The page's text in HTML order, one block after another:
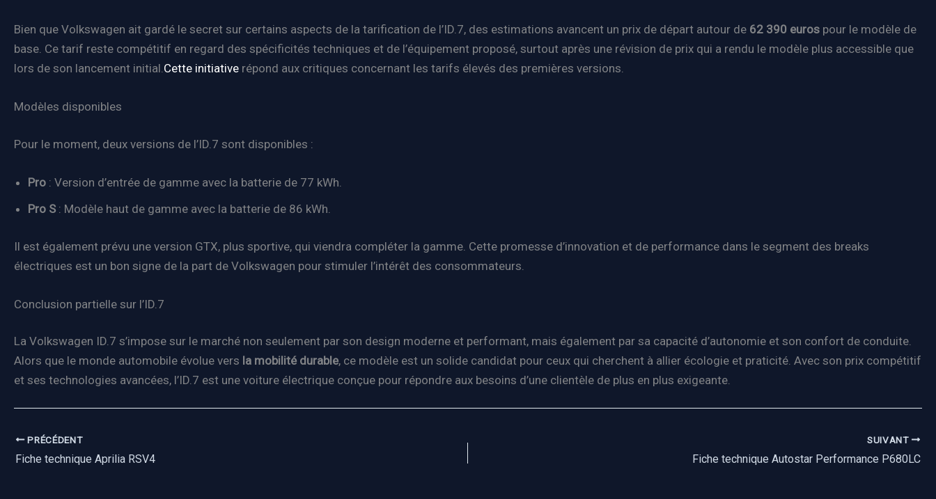
Bien que Volkswagen ait gardé le secret sur certains aspects de la tarification de l’ID.7, des estimations avancent un prix de départ autour de 62 390 euros pour le modèle de
base. Ce tarif reste compétitif en regard des spécificités techniques et de l’équipement proposé, surtout après une révision de prix qui a rendu le modèle plus accessible que
lors de son lancement initial.Cette initiative répond aux critiques concernant les tarifs élevés des premières versions.
Modèles disponibles
Pour le moment, deux versions de l’ID.7 sont disponibles :
Pro : Version d’entrée de gamme avec la batterie de 77 kWh.
Pro S : Modèle haut de gamme avec la batterie de 86 kWh.
Il est également prévu une version GTX, plus sportive, qui viendra compléter la gamme. Cette promesse d’innovation et de performance dans le segment des breaks
électriques est un bon signe de la part de Volkswagen pour stimuler l’intérêt des consommateurs.
Conclusion partielle sur l’ID.7
La Volkswagen ID.7 s’impose sur le marché non seulement par son design moderne et performant, mais également par sa capacité d’autonomie et son confort de conduite.
Alors que le monde automobile évolue vers la mobilité durable, ce modèle est un solide candidat pour ceux qui cherchent à allier écologie et praticité. Avec son prix compétitif
et ses technologies avancées, l’ID.7 est une voiture électrique conçue pour répondre aux besoins d’une clientèle de plus en plus exigeante.
PRÉCÉDENT
Fiche technique Aprilia RSV4
SUIVANT
Fiche technique Autostar Performance P680LC